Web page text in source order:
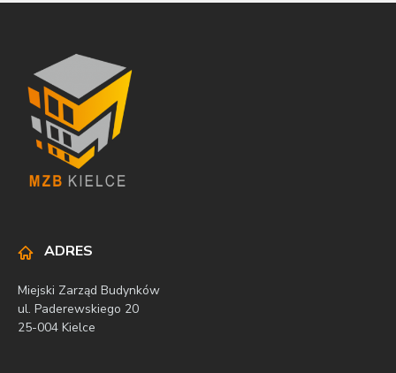
ADRES
Miejski Zarząd Budynków
ul. Paderewskiego 20
25-004 Kielce